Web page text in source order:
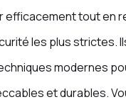
efficacement tout en
les plus strictes.
modernes
et durables.